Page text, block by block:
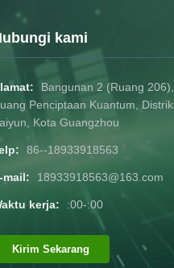
kami
Bangunan 2 (Ruang 206),
Penciptaan Kuantum, Distrik
Kota Guangzhou
86--18933918563
mail: 18933918563@163.com
kerja: :00-:00
Kirim Sekarang